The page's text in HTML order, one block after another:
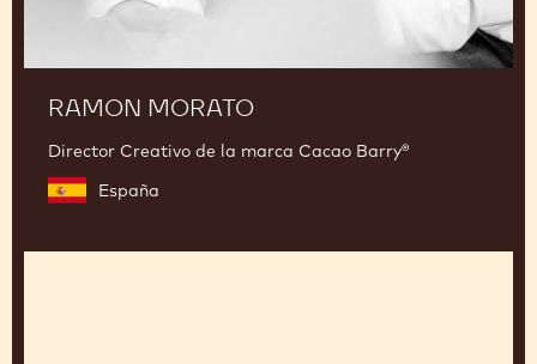
RAMON MORATO
Director Creativo de la marca Cacao Barry®
España